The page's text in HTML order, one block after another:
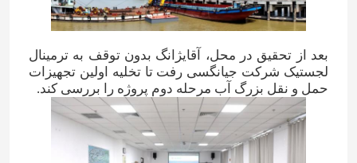
بعد از تحقیق در محل، آقايژانگ بدون توقف به ترمینال
لجستیک شرکت جیانگسی رفت تا تخلیه اولین تجهیزات
حمل و نقل بزرگ آب مرحله دوم پروژه را بررسی کند.